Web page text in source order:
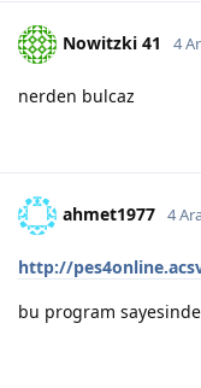
Nowitzki 41 4
nerden bulcaz
ahmet1977 4
http://
bu program